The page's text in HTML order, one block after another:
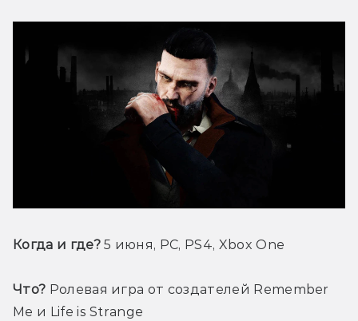
Когда и где? 5 июня, PC, PS4, Xbox One
Что? Ролевая игра от создателей Remember
Me и Life is Strange